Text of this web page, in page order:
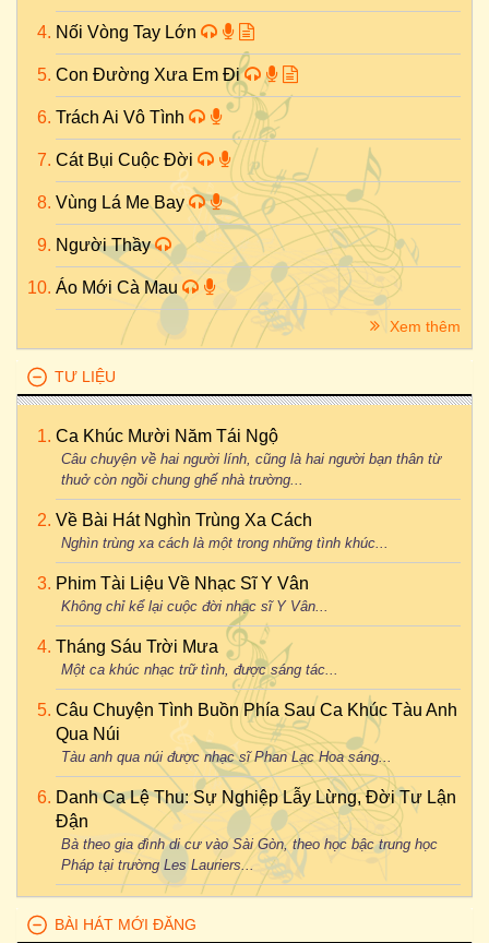
Nối Vòng Tay Lớn
Con Đường Xưa Em Đi
Trách Ai Vô Tình
Cát Bụi Cuộc Đời
Vùng Lá Me Bay
Người Thầy
Áo Mới Cà Mau
Xem thêm
TƯ LIỆU
Ca Khúc Mười Năm Tái Ngộ
Câu chuyện về hai người lính, cũng là hai người bạn thân từ
thuở còn ngồi chung ghế nhà trường...
Về Bài Hát Nghìn Trùng Xa Cách
Nghìn trùng xa cách là một trong những tình khúc...
Phim Tài Liệu Về Nhạc Sĩ Y Vân
Không chỉ kể lại cuộc đời nhạc sĩ Y Vân...
Tháng Sáu Trời Mưa
Một ca khúc nhạc trữ tình, được sáng tác...
Câu Chuyện Tình Buồn Phía Sau Ca Khúc Tàu Anh
Qua Núi
Tàu anh qua núi được nhạc sĩ Phan Lạc Hoa sáng...
Danh Ca Lệ Thu: Sự Nghiệp Lẫy Lừng, Đời Tư Lận
Đận
Bà theo gia đình di cư vào Sài Gòn, theo học bậc trung học
Pháp tại trường Les Lauriers...
BÀI HÁT MỚI ĐĂNG